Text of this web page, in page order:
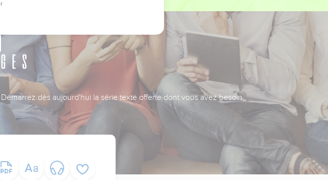
dès aujourd'hui la série texte offerte dont vous avez besoin.